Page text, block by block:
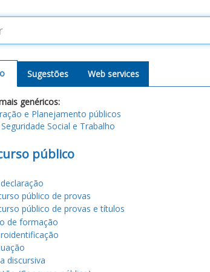
Sugestões Web services
genéricos:
e Planejamento públicos
Social e Trabalho
público
público de provas
público de provas e títulos
de formação
discursiva